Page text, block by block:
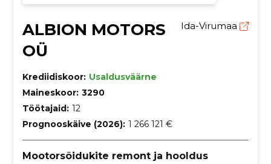
ALBION MOTORS
OÜ
Ida-Virumaa
Krediidiskoor: Usaldusväärne
Maineskoor: 3290
Töötajaid: 12
Prognooskäive (2026): 1 266 121 €
Mootorsõidukite remont ja hooldus